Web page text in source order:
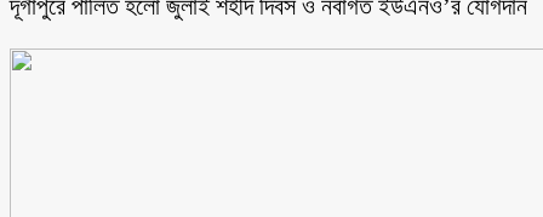
‎দূর্গাপুরে পালিত হলো জুলাই শহীদ দিবস ও নবাগত ইউএনও’র যোগদান ‎